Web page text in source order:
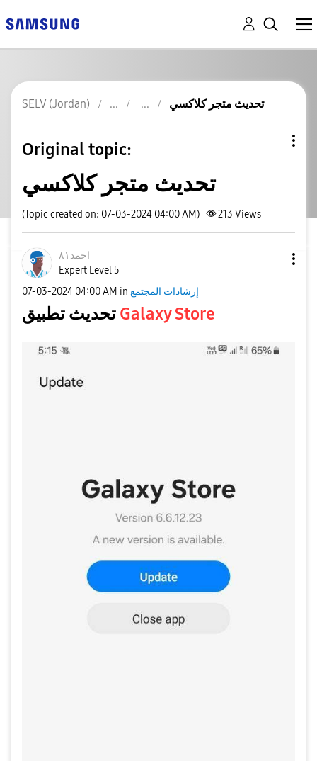
SELV (Jordan) تحديث متجر كلاكسي
Original topic:
تحديث متجر كلاكسي
(Topic created on: 07-03-2024 04:00 AM) 213 Views
احمد٨١
Expert Level 5
‎07-03-2024 04:00 AM in إرشادات المجتمع
Galaxy Store